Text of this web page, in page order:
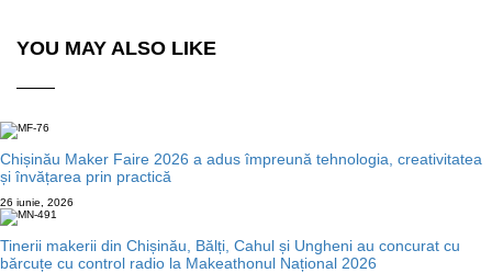
YOU MAY ALSO LIKE
Chișinău Maker Faire 2026 a adus împreună tehnologia, creativitatea
și învățarea prin practică
26 iunie, 2026
Tinerii makerii din Chișinău, Bălți, Cahul și Ungheni au concurat cu
bărcuțe cu control radio la Makeathonul Național 2026